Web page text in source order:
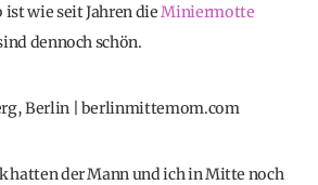
wie seit Jahren dieMiniermotte
dennoch schön.
hatten der Mann und ich in Mitte noch